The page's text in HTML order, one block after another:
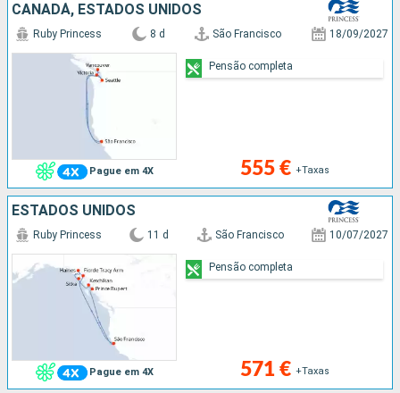
CANADÁ, ESTADOS UNIDOS
Pague em 4X
Ruby Princess 8 d São Francisco 18/09/2027
555 € +Taxas
Pensão completa
ESTADOS UNIDOS
Pague em 4X
Ruby Princess 11 d São Francisco 10/07/2027
571 € +Taxas
Pensão completa